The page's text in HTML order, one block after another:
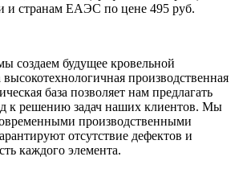
и странам ЕАЭС по цене 495 руб.
создаем будущее кровельной
производственная
база позволяет нам предлагать
к решению задач наших клиентов. Мы
производственными
отсутствие дефектов и
каждого элемента.